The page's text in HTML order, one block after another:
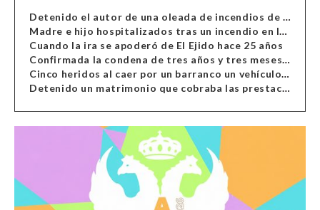
Detenido el autor de una oleada de incendios de contenedores en Almería
Madre e hijo hospitalizados tras un incendio en la cocina de una vivienda en Almería
Cuando la ira se apoderó de El Ejido hace 25 años
Confirmada la condena de tres años y tres meses al hombre de Antas acusado de xenofobia
Cinco heridos al caer por un barranco un vehículo en Alcolea
Detenido un matrimonio que cobraba las prestaciones de ilegales en Almería, Granada, Málaga, Huelva y Murcia